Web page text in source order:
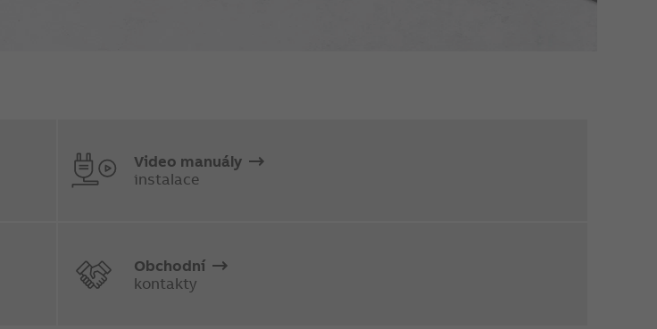
Video manuály
instalace
Obchodní
kontakty